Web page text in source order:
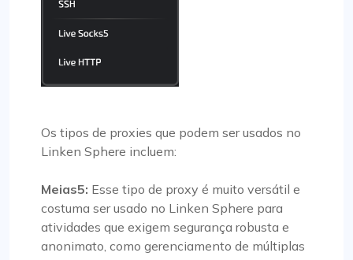
Os tipos de proxies que podem ser usados no
Linken Sphere incluem:
Meias5: Esse tipo de proxy é muito versátil e
costuma ser usado no Linken Sphere para
atividades que exigem segurança robusta e
anonimato, como gerenciamento de múltiplas